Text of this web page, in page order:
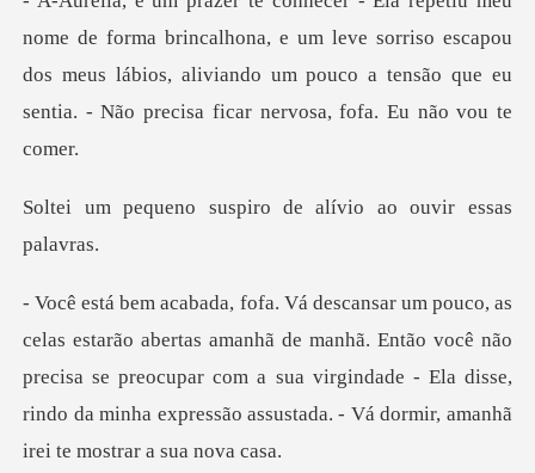
alhona, e um leve sorriso escapou
dos meus lábios, aliviando um pouco a te
spiro de alívio ao o
ã de manhã. Então você não
precisa se preocupar com a sua virgindade - Ela disse,
ri